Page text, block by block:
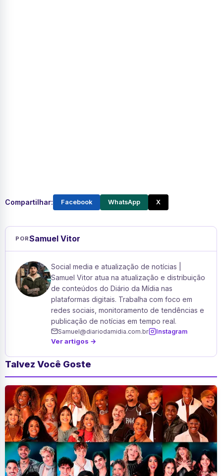
Compartilhar: Facebook WhatsApp X
PORSamuel Vitor
Social media e atualização de notícias |
Samuel Vitor atua na atualização e distribuição
de conteúdos do Diário da Mídia nas
plataformas digitais. Trabalha com foco em
redes sociais, monitoramento de tendências e
publicação de notícias em tempo real.
Samuel@diariodamidia.com.br Instagram
Ver artigos →
Talvez Você Goste